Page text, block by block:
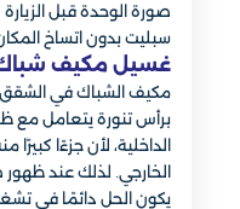
صورة الوحدة قبل
سبليت بدون اتساخ
غسيل مكيف شباك
مكيف الشباك في الشقق
برأس تنورة يتعامل
الداخلية، لأن جزءًا كبيرًا
الخارجي. لذلك عند
يكون الحل دائمًا في